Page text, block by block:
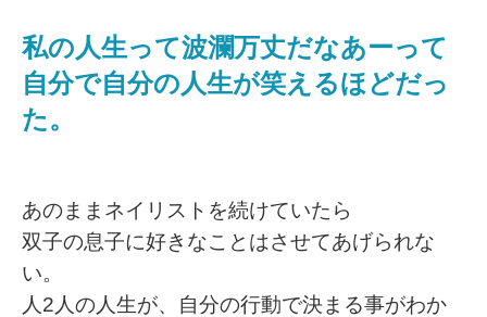
私の人生って波瀾万丈だなあーって
自分で自分の人生が笑えるほどだっ
た。
あのままネイリストを続けていたら
双子の息子に好きなことはさせてあげられな
い。
人2人の人生が、自分の行動で決まる事がわか